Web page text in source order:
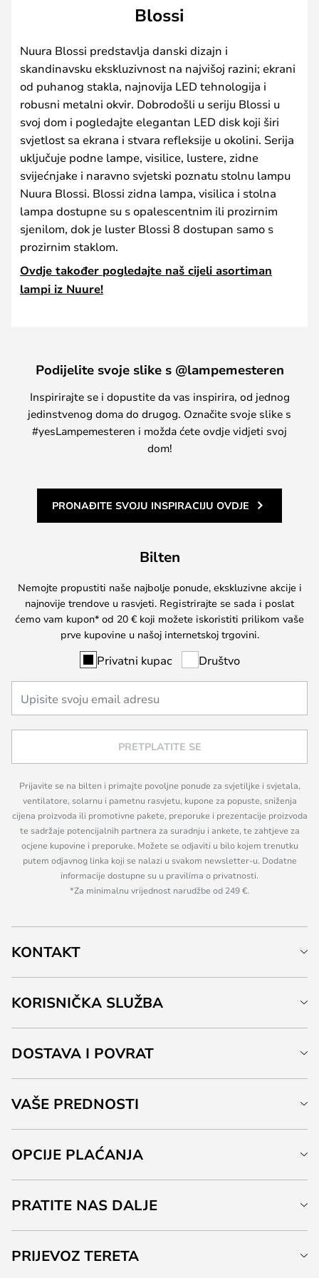
Blossi
Nuura Blossi predstavlja danski dizajn i
skandinavsku ekskluzivnost na najvišoj razini; ekrani
od puhanog stakla, najnovija LED tehnologija i
robusni metalni okvir. Dobrodošli u seriju Blossi u
svoj dom i pogledajte elegantan LED disk koji širi
svjetlost sa ekrana i stvara refleksije u okolini. Serija
uključuje podne lampe, visilice, lustere, zidne
svijećnjake i naravno svjetski poznatu stolnu lampu
Nuura Blossi. Blossi zidna lampa, visilica i stolna
lampa dostupne su s opalescentnim ili prozirnim
sjenilom, dok je luster Blossi 8 dostupan samo s
prozirnim staklom.
Ovdje također pogledajte naš cijeli asortiman
lampi iz Nuure!
Podijelite svoje slike s @lampemesteren
Inspirirajte se i dopustite da vas inspirira, od jednog
jedinstvenog doma do drugog. Označite svoje slike s
#yesLampemesteren i možda ćete ovdje vidjeti svoj
dom!
PRONAĐITE SVOJU INSPIRACIJU OVDJE
Bilten
Nemojte propustiti naše najbolje ponude, ekskluzivne akcije i
najnovije trendove u rasvjeti. Registrirajte se sada i poslat
ćemo vam kupon* od 20 € koji možete iskoristiti prilikom vaše
prve kupovine u našoj internetskoj trgovini.
Privatni kupac Društvo
PRETPLATITE SE
Prijavite se na bilten i primajte povoljne ponude za svjetiljke i svjetala,
ventilatore, solarnu i pametnu rasvjetu, kupone za popuste, sniženja
cijena proizvoda ili promotivne pakete, preporuke i prezentacije proizvoda
te sadržaje potencijalnih partnera za suradnju i ankete, te zahtjeve za
ocjene kupovine i preporuke. Možete se odjaviti u bilo kojem trenutku
putem odjavnog linka koji se nalazi u svakom newsletter-u. Dodatne
informacije dostupne su u pravilima o privatnosti.
*Za minimalnu vrijednost narudžbe od 249 €.
KONTAKT
KORISNIČKA SLUŽBA
DOSTAVA I POVRAT
VAŠE PREDNOSTI
OPCIJE PLAĆANJA
PRATITE NAS DALJE
PRIJEVOZ TERETA